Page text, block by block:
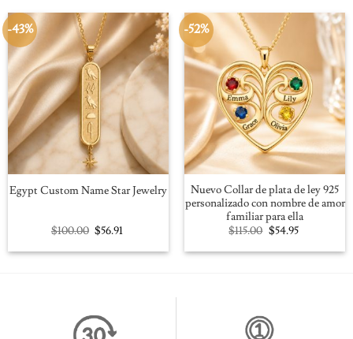
-43%
Egypt Custom Name Star Jewelry
$100.00 Original
price
was:
$56.91Current
is:
-52%
Nuevo Collar de plata de ley 925
personalizado con nombre de amor
familiar para ella
$115.00 Original
price
was:
$54.95Current
is: